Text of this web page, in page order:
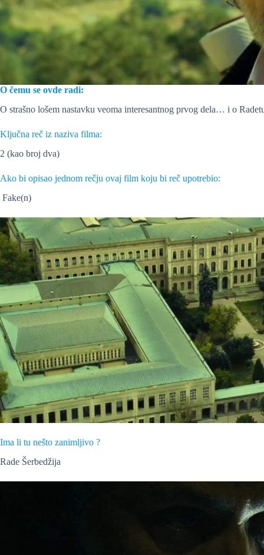
O čemu se ovde radi:
O strašno lošem nastavku veoma interesantnog prvog dela… i o
Ključna reč iz naziva filma:
2 (kao broj dva)
Ako bi opisao jednom rečju ovaj film koju bi reč upotrebio:
Fake(n)
Ima li tu nešto zanimljivo ?
Rade Šerbedžija